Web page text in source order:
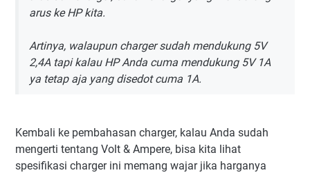
arus ke HP kita.
Artinya, walaupun charger sudah mendukung 5V
2,4A tapi kalau HP Anda cuma mendukung 5V 1A
ya tetap aja yang disedot cuma 1A.
Kembali ke pembahasan charger, kalau Anda sudah
mengerti tentang Volt & Ampere, bisa kita lihat
spesifikasi charger ini memang wajar jika harganya